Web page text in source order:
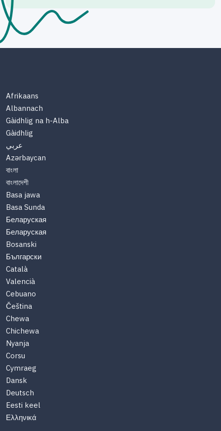
Afrikaans
Albannach
Gàidhlig na h-Alba
Gàidhlig
عربي
Azərbaycan
বাংলা
বাংলাদেশী
Basa jawa
Basa Sunda
Беларуская
Беларуская
Bosanski
Български
Català
Valencià
Cebuano
Čeština
Chewa
Chichewa
Nyanja
Corsu
Cymraeg
Dansk
Deutsch
Eesti keel
Ελληνικά